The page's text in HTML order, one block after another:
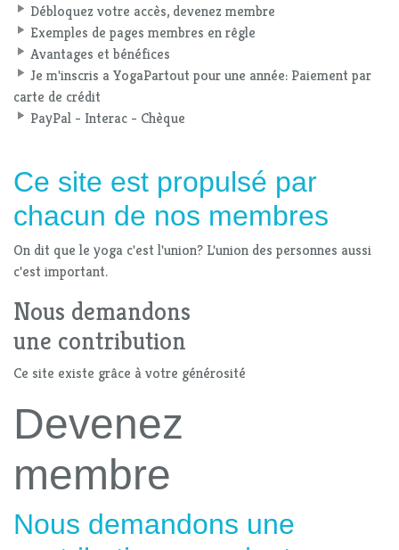
Débloquez votre accès, devenez membre
Exemples de pages membres en rêgle
Avantages et bénéfices
Je m'inscris a YogaPartout pour une année: Paiement par
carte de crédit
PayPal - Interac - Chèque
Ce site est propulsé par
chacun de nos membres
On dit que le yoga c'est l'union? L'union des personnes aussi
c'est important.
Nous demandons
une contribution
Ce site existe grâce à votre générosité
Devenez
membre
Nous demandons une